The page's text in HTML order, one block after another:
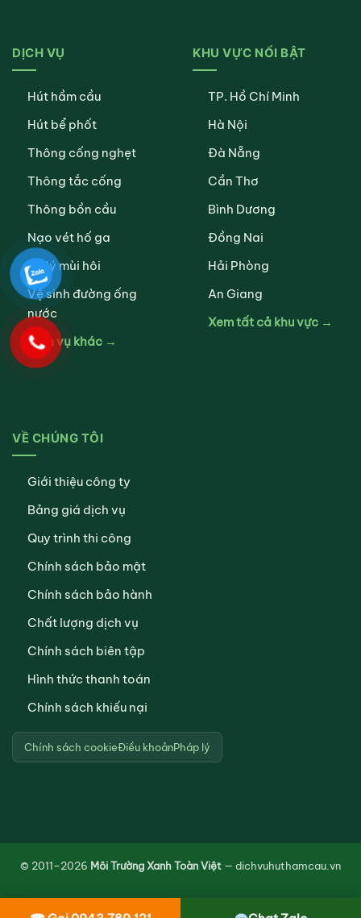
DỊCH VỤ
Hút hầm cầu
Hút bể phốt
Thông cống nghẹt
Thông tắc cống
Thông bồn cầu
Nạo vét hố ga
Xử lý mùi hôi
Vệ sinh đường ống
nước
Dịch vụ khác →
KHU VỰC NỔI BẬT
TP. Hồ Chí Minh
Hà Nội
Đà Nẵng
Cần Thơ
Bình Dương
Đồng Nai
Hải Phòng
An Giang
Xem tất cả khu vực →
VỀ CHÚNG TÔI
Giới thiệu công ty
Bảng giá dịch vụ
Quy trình thi công
Chính sách bảo mật
Chính sách bảo hành
Chất lượng dịch vụ
Chính sách biên tập
Hình thức thanh toán
Chính sách khiếu nại
Chính sách cookieĐiều khoảnPháp lý
© 2011–2026 Môi Trường Xanh Toàn Việt — dichvuhuthamcau.vn